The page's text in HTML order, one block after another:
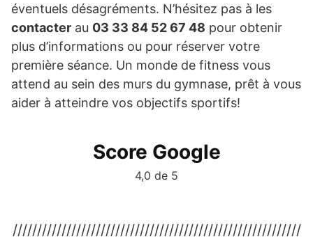
éventuels désagréments. N’hésitez pas à les
contacter au 03 33 84 52 67 48 pour obtenir
plus d’informations ou pour réserver votre
première séance. Un monde de fitness vous
attend au sein des murs du gymnase, prêt à vous
aider à atteindre vos objectifs sportifs!
Score Google
4,0 de 5
///////////////////////////////////////////////////////////